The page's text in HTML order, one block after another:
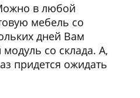
в любой
мебель со
дней Вам
со склада. А,
придется ожидать